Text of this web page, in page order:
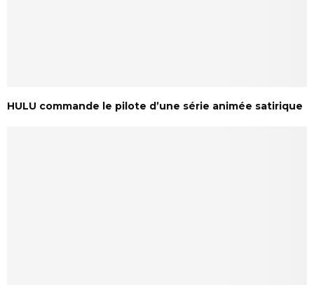
HULU commande le pilote d’une série animée satirique